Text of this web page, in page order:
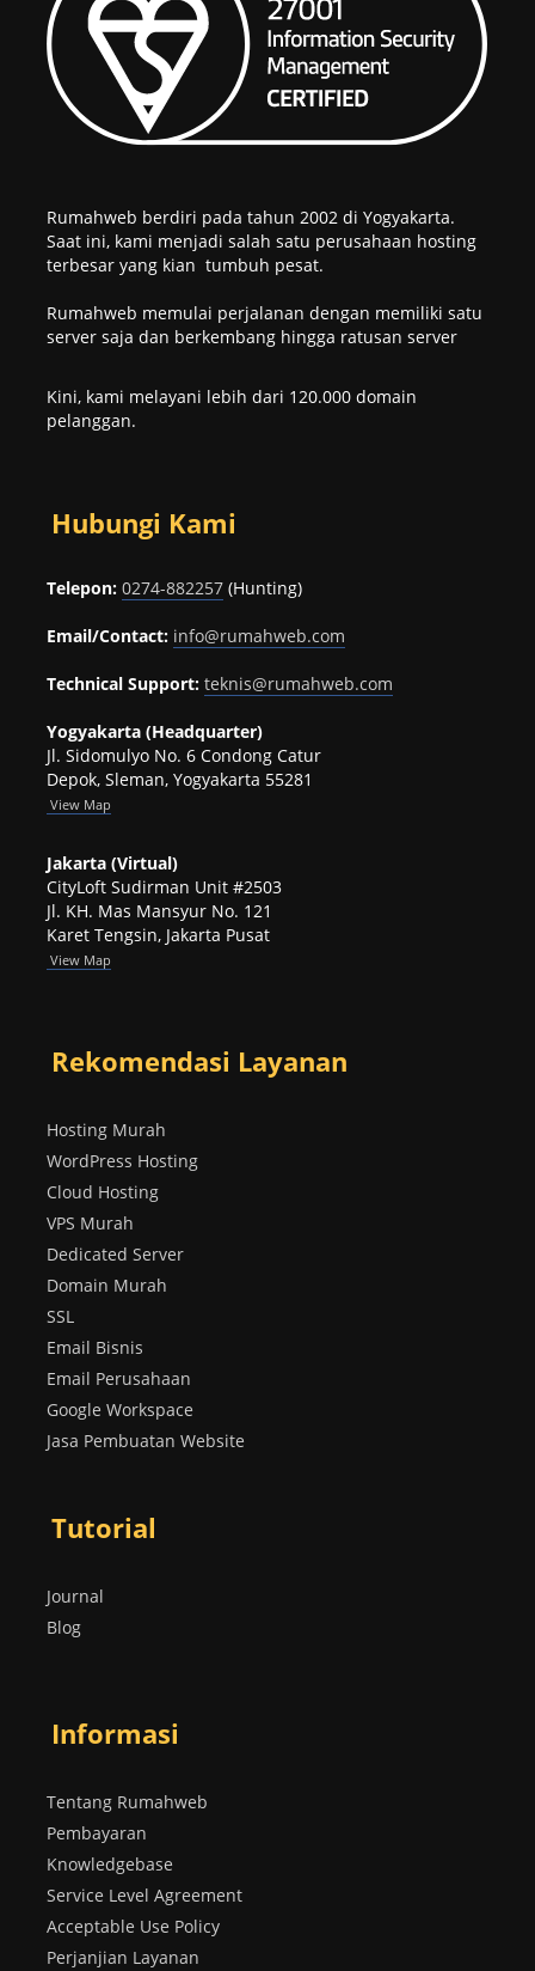
Rumahweb berdiri pada tahun 2002 di Yogyakarta.
Saat ini, kami menjadi salah satu perusahaan hosting
terbesar yang kian tumbuh pesat.
Rumahweb memulai perjalanan dengan memiliki satu
server saja dan berkembang hingga ratusan server
Kini, kami melayani lebih dari 120.000 domain
pelanggan.
Hubungi Kami
Telepon: 0274-882257 (Hunting)
Email/Contact: info@rumahweb.com
Technical Support: teknis@rumahweb.com
Yogyakarta (Headquarter)
Jl. Sidomulyo No. 6 Condong Catur
Depok, Sleman, Yogyakarta 55281
View Map
Jakarta (Virtual)
CityLoft Sudirman Unit #2503
Jl. KH. Mas Mansyur No. 121
Karet Tengsin, Jakarta Pusat
View Map
Rekomendasi Layanan
Hosting Murah
WordPress Hosting
Cloud Hosting
VPS Murah
Dedicated Server
Domain Murah
SSL
Email Bisnis
Email Perusahaan
Google Workspace
Jasa Pembuatan Website
Tutorial
Journal
Blog
Informasi
Tentang Rumahweb
Pembayaran
Knowledgebase
Service Level Agreement
Acceptable Use Policy
Perjanjian Layanan